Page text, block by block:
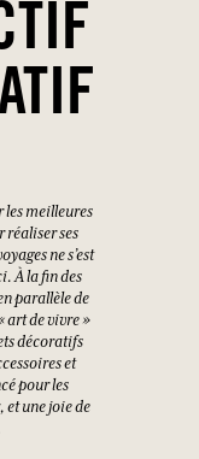
meilleures
réaliser ses
ne s’est
À la fin des
parallèle de
art de vivre »
décoratifs
et
pour les
une joie de